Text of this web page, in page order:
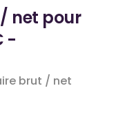
net pour
-
brut / net